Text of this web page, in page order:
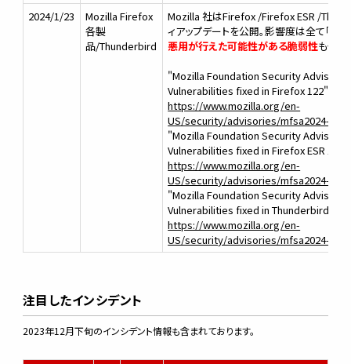
2024/1/23
Mozilla Firefox
各製
品/Thunderbird
Mozilla 社はFirefox /Firefox ESR /
ィアップデートを公開。影響度は全て「
悪用が行えた可能性がある脆弱性も修正
"Mozilla Foundation Security Advisory
Vulnerabilities fixed in Firefox 122"
https://www.mozilla.org/en-
US/security/advisories/mfsa2024-01/
"Mozilla Foundation Security Advisory
Vulnerabilities fixed in Firefox ESR
https://www.mozilla.org/en-
US/security/advisories/mfsa2024-02/
"Mozilla Foundation Security Advisory
Vulnerabilities fixed in Thunderbird
https://www.mozilla.org/en-
US/security/advisories/mfsa2024-04/
注目したインシデント
2023年12月下旬のインシデント情報も含まれております。